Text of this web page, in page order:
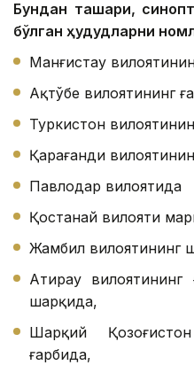
Бундан ташқари,
бўлган ҳудудларни
Манғистау
Ақтўбе вилоятининг
Туркистон
Қарағанди
Павлодар вилоятида
Қостанай вилояти
Жамбил вилоятининг
Атирау
шарқида,
Шарқий
ғарбида,